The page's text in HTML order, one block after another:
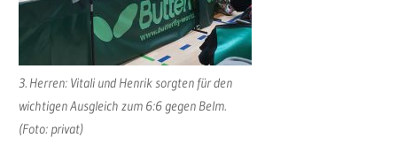
3. Herren: Vitali und Henrik sorgten für den
wichtigen Ausgleich zum 6:6 gegen Belm.
(Foto: privat)